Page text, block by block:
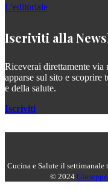
L'editoriale
Iscriviti alla
Riceverai direttamente via
apparse sul sito e scoprire
e della salute.
Iscriviti
Cucina e Salute il settimanale
© 2024